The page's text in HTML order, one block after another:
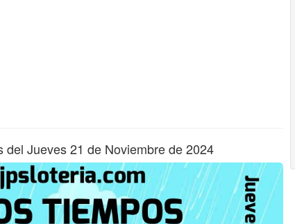
Jueves 21 de Noviembre de 2024